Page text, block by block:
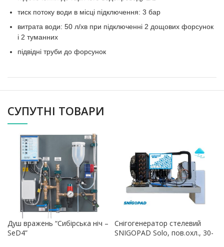
тиск потоку води в місці підключення: 3 бар
витрата води: 50 л/хв при підключенні 2 дощових форсунок
і 2 туманних
підвідні труби до форсунок
СУПУТНІ ТОВАРИ
Душ вражень “Сибірська ніч –
SeD4”
Снігогенератор стелевий
SNIGOPAD Solo, пов.охл., 30-